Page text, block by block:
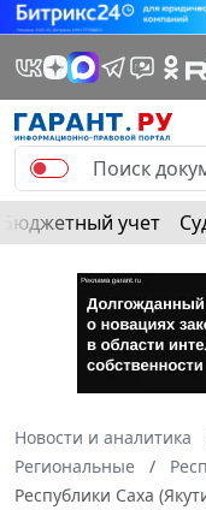
Бюджетный учет
Новости и аналитика
Региональные
Республики Саха